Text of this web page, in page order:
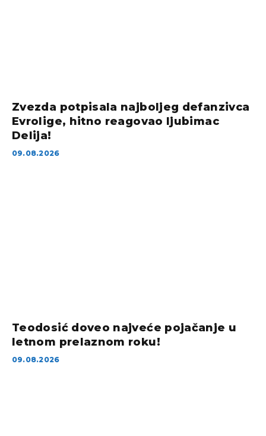
Zvezda potpisala najboljeg defanzivca
Evrolige, hitno reagovao ljubimac
Delija!
09.08.2026
Teodosić doveo najveće pojačanje u
letnom prelaznom roku!
09.08.2026